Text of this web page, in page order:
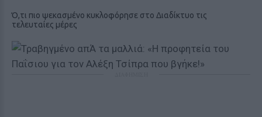
Ό,τι πιο ψεκασμένο κυκλοφόρησε στο Διαδίκτυο τις
τελευταίες μέρες